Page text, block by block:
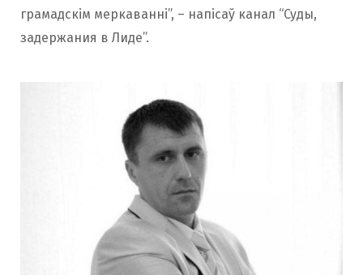
грамадскім меркаванні”, – напісаў канал “Суды,
задержания в Лиде”.